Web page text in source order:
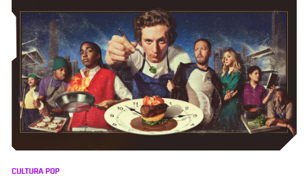
CULTURA POP